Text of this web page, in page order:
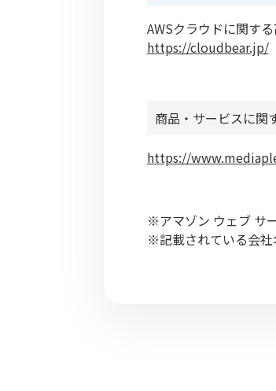
AWSクラウドに関す
https://cloudbear.jp/
商品・サービスに関
https://
※アマゾン ウェブ サ
※記載されている会社